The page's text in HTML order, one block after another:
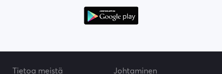
Tietoa meistä Johtaminen